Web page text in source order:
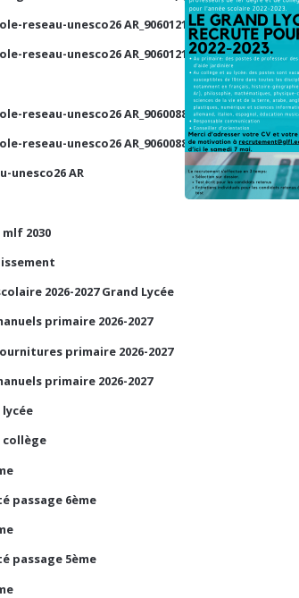
reseau-unesco26 AR_90601210_1
reseau-unesco26 AR_90601210_2
reseau-unesco26 AR_90600884_2
reseau-unesco26 AR_90600884_1
unesco26 AR
2030
2026-2027 Grand Lycée
primaire 2026-2027
primaire 2026-2027
primaire 2026-2027
collège
passage 6ème
passage 5ème